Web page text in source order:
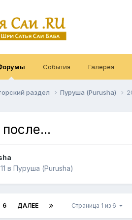
События Галерея
раздел Пуруша (Purusha)
в Пуруша (Purusha)
6 ДАЛЕЕ Страница 1 из 6